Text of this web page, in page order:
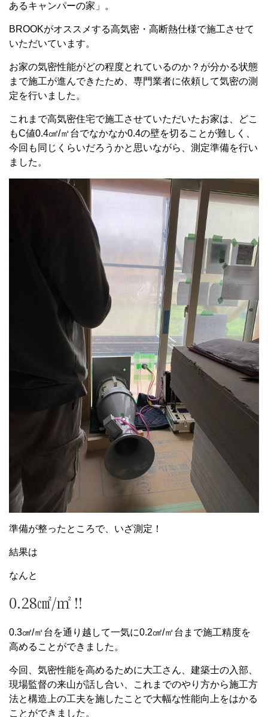
あるキャンパーの家」。
BROOKがオススメする高気密・高断熱仕様で施工させて
いただいています。
お家の気密性能がどの程度とれているのか？が分かる状態
まで施工が進んできたため、専門業者に依頼して気密の測
定を行いました。
これまで高気密住宅で施工させていただいたお家は、どこ
もC値0.4㎠/㎡台でなかなか0.4の壁を切ることが難しく、
今回も同じくらいだろうかと思いながら、測定準備を行い
ました。
準備が整ったところで、いざ測定！
結果は
なんと
0.28㎠/㎡ !!
0.3㎠/㎡台を通り越して一気に0.2㎠/㎡台まで施工精度を
高めることができました。
今回、気密性能を高めるために大工さん、建築士の入部、
現場監督の来山が話し合い、これまでのやり方から施工方
法と構造上の工夫を施したことで大幅な性能向上をはかる
ことができました。